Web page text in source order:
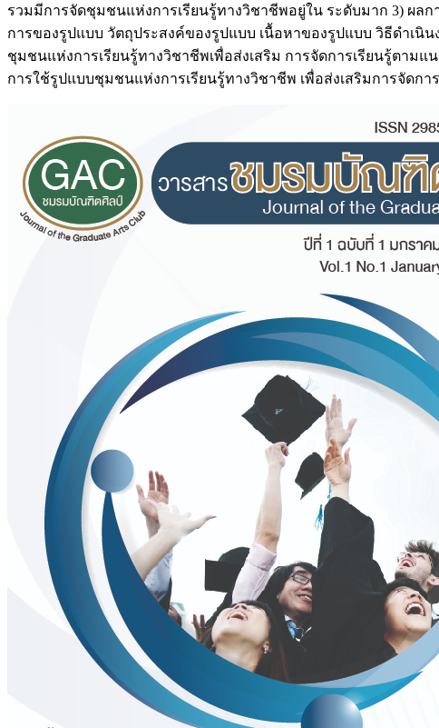
รวมมีการจัดชุมชนแห่งการเรียนรู้ทางวิชาชีพอยู่ใน ระดับมาก 3) ผล
การของรูปแบบ วัตถุประสงค์ของรูปแบบ เนื้อหาของรูปแบบ วิธีดำเนิ
ชุมชนแห่งการเรียนรู้ทางวิชาชีพเพื่อส่งเสริม การจัดการเรียนรู้ตา
การใช้รูปแบบชุมชนแห่งการเรียนรู้ทางวิชาชีพ เพื่อส่งเสริมการจัด